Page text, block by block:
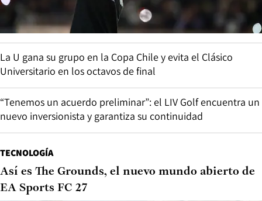
La U gana su grupo en la Copa Chile y evita el Clásico
Universitario en los octavos de final
“Tenemos un acuerdo preliminar”: el LIV Golf encuentra un
nuevo inversionista y garantiza su continuidad
TECNOLOGÍA
Así es The Grounds, el nuevo mundo abierto de
EA Sports FC 27